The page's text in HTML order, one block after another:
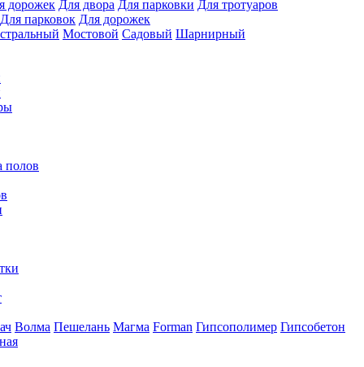
дорожек Для двора Для парковки Для тротуаров
Для парковок Для дорожек
Мостовой Садовый Шарнирный
полов
Волма Пешелань Магма Forman Гипсополимер Гипсобетон